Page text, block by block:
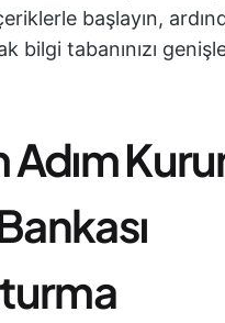
başlayın,
bilgi tabanınızı
Adım